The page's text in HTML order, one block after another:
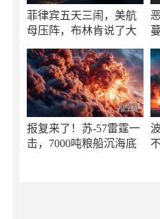
菲律宾五天三闹，美航
母压阵，布林肯说了大
报复来了！苏-57雷霆一
击，7000吨粮船沉海底